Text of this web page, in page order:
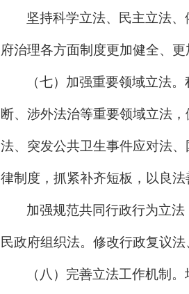
坚持科学立法、民主立法
府治理各方面制度更加健全、
（七）加强重要领域立法
断、涉外法治等重要领域立法
法、突发公共卫生事件应对法
律制度，抓紧补齐短板，以良
加强规范共同行政行为立
民政府组织法。修改行政复议
（八）完善立法工作机制